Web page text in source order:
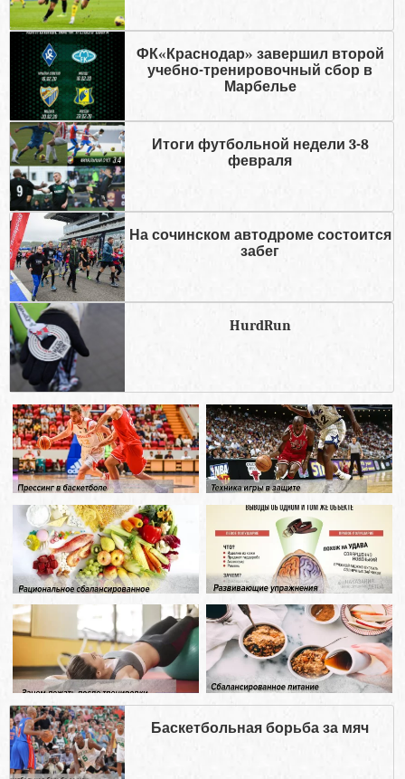
ФК«Краснодар» завершил второй
учебно-тренировочный сбор в
Марбелье
Итоги футбольной недели 3-8
февраля
На сочинском автодроме состоится
забег
HurdRun
Баскетбольная борьба за мяч